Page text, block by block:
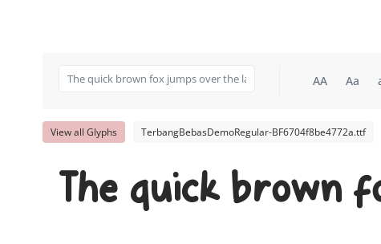
AA Aa
View all Glyphs TerbangBebasDemoRegular-BF6704f8be4772a.ttf
The quick brown